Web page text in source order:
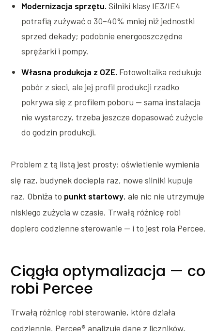
Modernizacja sprzętu. Silniki klasy IE3/IE4
potrafią zużywać o 30–40% mniej niż jednostki
sprzed dekady; podobnie energooszczędne
sprężarki i pompy.
Własna produkcja z OZE. Fotowoltaika redukuje
pobór z sieci, ale jej profil produkcji rzadko
pokrywa się z profilem poboru — sama instalacja
nie wystarczy, trzeba jeszcze dopasować zużycie
do godzin produkcji.
Problem z tą listą jest prosty: oświetlenie wymienia
się raz, budynek dociepla raz, nowe silniki kupuje
raz. Obniża to punkt startowy, ale nic nie utrzymuje
niskiego zużycia w czasie. Trwałą różnicę robi
dopiero codzienne sterowanie — i to jest rola Percee.
Ciągła optymalizacja — co
robi Percee
Trwałą różnicę robi sterowanie, które działa
codziennie. Percee® analizuje dane z liczników,